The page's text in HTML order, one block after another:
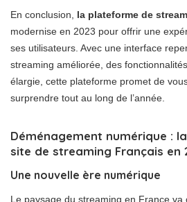
En conclusion, la plateforme de
modernise en 2023 pour offrir une
ses utilisateurs. Avec une interface
streaming améliorée, des
élargie, cette plateforme promet de
surprendre tout au long de l’année.
Déménagement numérique :
site de streaming Français en
Une nouvelle ère numérique
Le paysage du streaming en France